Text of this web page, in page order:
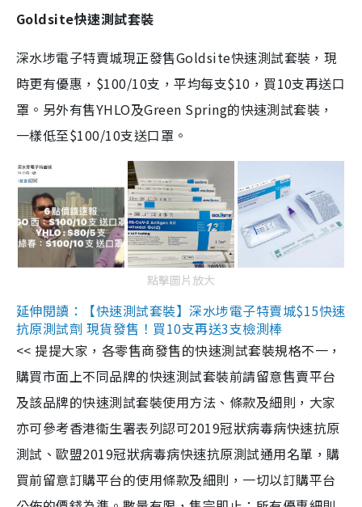
Goldsite快速測試套裝
深水埗電子特賣城現正發售Goldsite快速測試套裝，現
時更有優惠，$100/10支，平均每支$10，買10支再送口
罩。另外有售YHLO及Green Spring的快速測試套裝，
一樣低至$100/10支送口罩。
點擊圖片放大
延伸閱讀：【快速測試套裝】深水埗電子特賣城$15快速
抗原測試劑 現貨發售！買10支再送3支檢測棒
<< 提提大家，各零售商發售的快速測試套裝規格不一，
購買市面上不同品牌的快速測試套裝前請留意售賣平台
及該品牌的快速測試套裝使用方法、條款及細則，大家
亦可參考香港衞生署表列認可2019冠狀病毒病快速抗原
測試、歐盟2019冠狀病毒病快速抗原測試通用名單，購
買前留意訂購平台的使用條款及細則，一切以訂購平台